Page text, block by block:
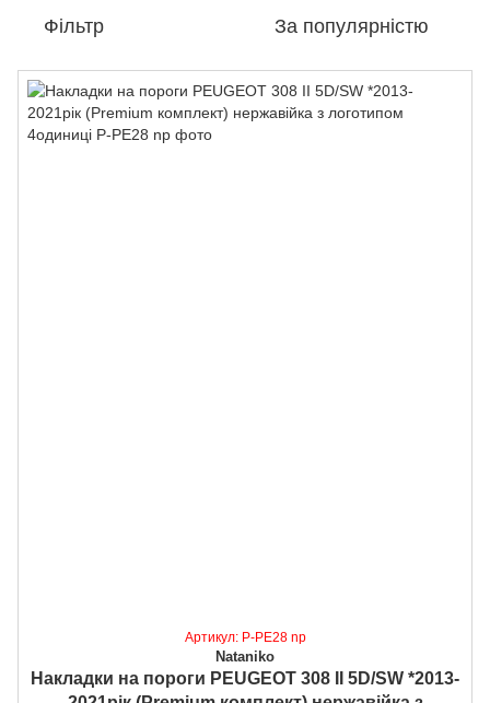
Фільтр За популярністю
Артикул: P-PE28 np
Nataniko
Накладки на пороги PEUGEOT 308 II 5D/SW *2013-